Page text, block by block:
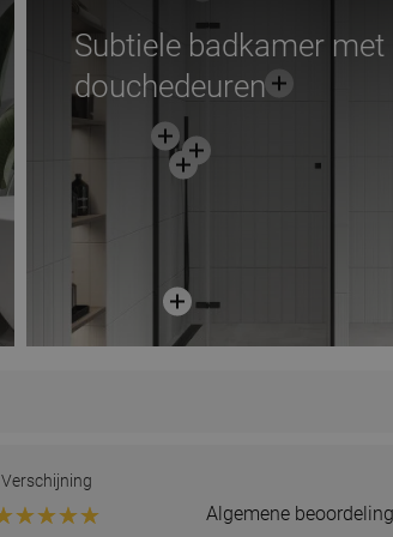
Subtiele badkamer met
douchedeuren
Verschijning
Algemene